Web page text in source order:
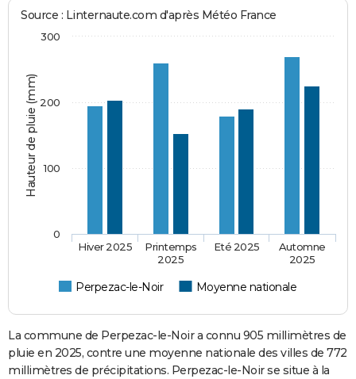
Hauteur de pluie (mm)
Source : Linternaute.com d'après Météo France
Perpezac-le-Noir Moyenne nationale
Hiver 2025
Printemps
2025
Eté 2025
Automne
2025
0
100
200
300
La commune de Perpezac-le-Noir a connu 905 millimètres de
pluie en 2025, contre une moyenne nationale des villes de 772
millimètres de précipitations. Perpezac-le-Noir se situe à la